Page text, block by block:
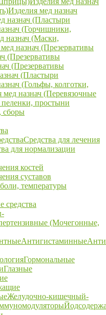
Изделия мед назнач
назнач (Пластыри
(Горчишники,
назнач (Маски,
назнач (Презервативы
(Презервативы
(Презервативы
(Пластыри
(Гольфы, колготки,
мед назнач (Перевязочные
простыни
сборы
Средства для лечения
для нормализации
костей
суставов
температуры
средства
(Мочегонные,
Антигистаминные
Гормональные
Глазные
Желудочно-кишечный-